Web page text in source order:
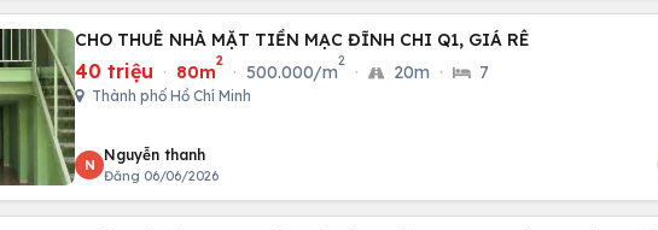
CHO THUÊ NHÀ MẶT TIỀN MẠC ĐĨNH CHI Q1, GIÁ RÊ
40 triệu · 80m
2
· 500.000/m
2
· 20m · 7
Thành phố Hồ Chí Minh
N
Nguyễn thanh
Đăng 06/06/2026